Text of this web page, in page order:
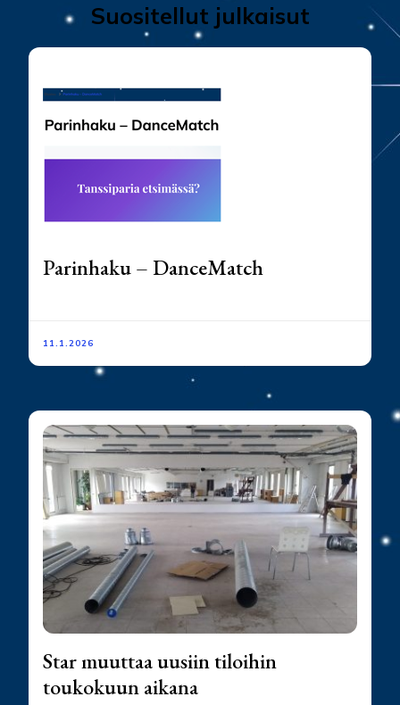
Suositellut julkaisut
Parinhaku – DanceMatch
11.1.2026
Star muuttaa uusiin tiloihin
toukokuun aikana